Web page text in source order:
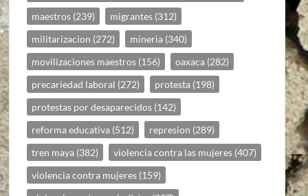
maestros (239) migrantes (312)
militarizacion (272) mineria (340)
movilizaciones maestros (156) oaxaca (282)
precariedad laboral (272) protesta (198)
protestas por desaparecidos (142)
reforma educativa (512) represion (289)
tren maya (382) violencia contra las mujeres (407)
violencia contra mujeres (159)